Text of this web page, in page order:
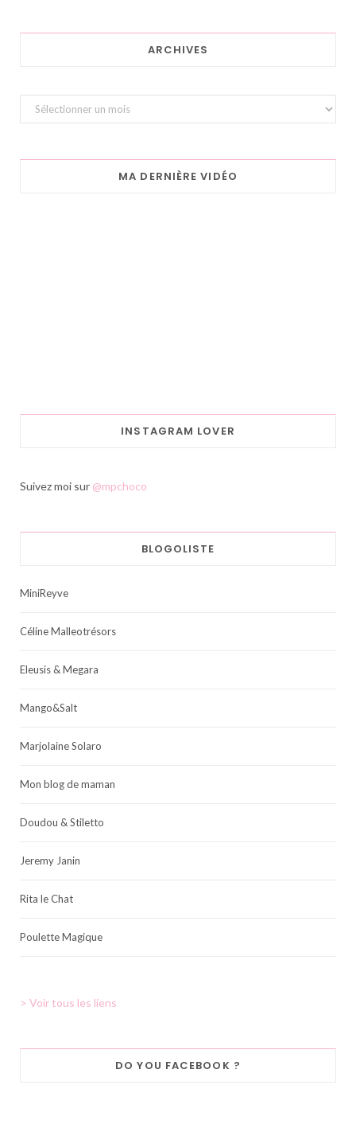
ARCHIVES
Archives
MA DERNIÈRE VIDÉO
INSTAGRAM LOVER
Suivez moi sur @mpchoco
BLOGOLISTE
MiniReyve
Céline Malleotrésors
Eleusis & Megara
Mango&Salt
Marjolaine Solaro
Mon blog de maman
Doudou & Stiletto
Jeremy Janin
Rita le Chat
Poulette Magique
> Voir tous les liens
DO YOU FACEBOOK ?